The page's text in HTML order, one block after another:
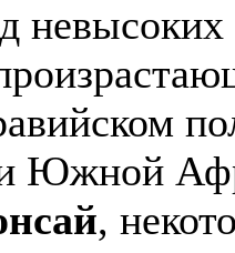
невысоких
Южной
,